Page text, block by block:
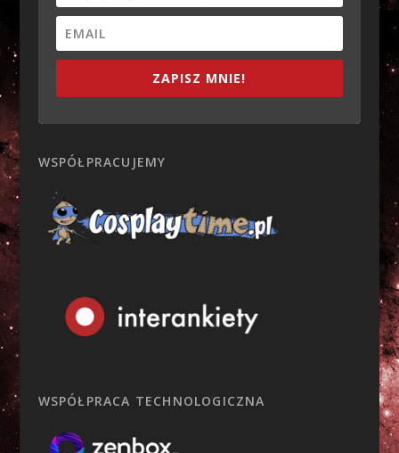
ZAPISZ MNIE!
WSPÓŁPRACUJEMY
WSPÓŁPRACA TECHNOLOGICZNA